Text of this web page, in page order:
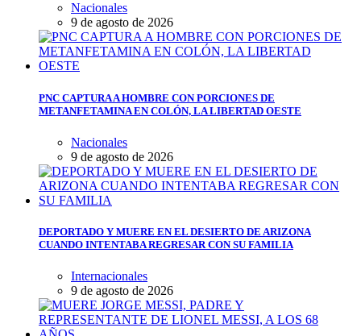
Nacionales
9 de agosto de 2026
PNC CAPTURA A HOMBRE CON PORCIONES DE
METANFETAMINA EN COLÓN, LA LIBERTAD OESTE
Nacionales
9 de agosto de 2026
DEPORTADO Y MUERE EN EL DESIERTO DE ARIZONA
CUANDO INTENTABA REGRESAR CON SU FAMILIA
Internacionales
9 de agosto de 2026